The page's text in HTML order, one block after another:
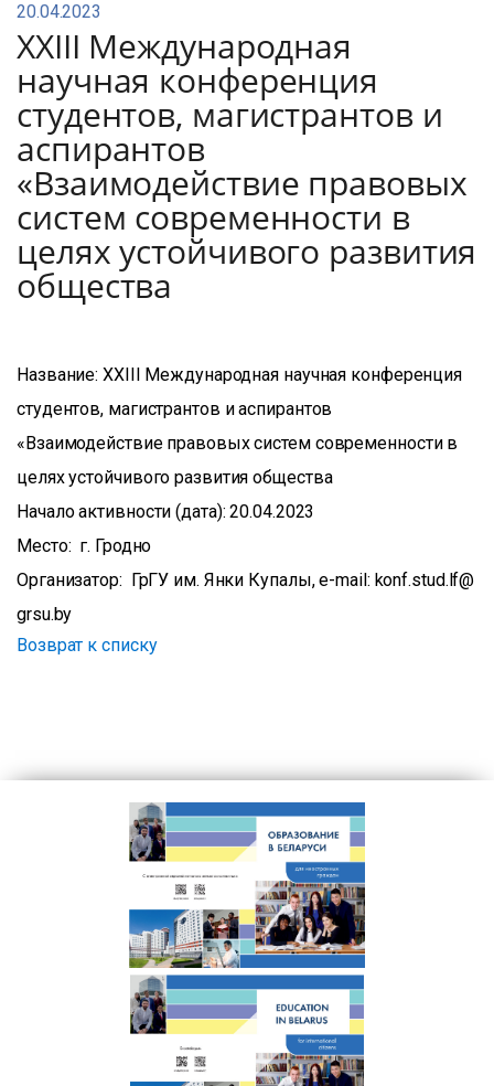
20.04.2023
XXIII Международная
научная конференция
студентов, магистрантов и
аспирантов
«Взаимодействие правовых
систем современности в
целях устойчивого развития
общества
Название: XXIII Международная научная конференция
студентов, магистрантов и аспирантов
«Взаимодействие правовых систем современности в
целях устойчивого развития общества
Начало активности (дата): 20.04.2023
Место: г. Гродно
Организатор: ГрГУ им. Янки Купалы, e-mail: konf.stud.lf@
grsu.by
Возврат к списку